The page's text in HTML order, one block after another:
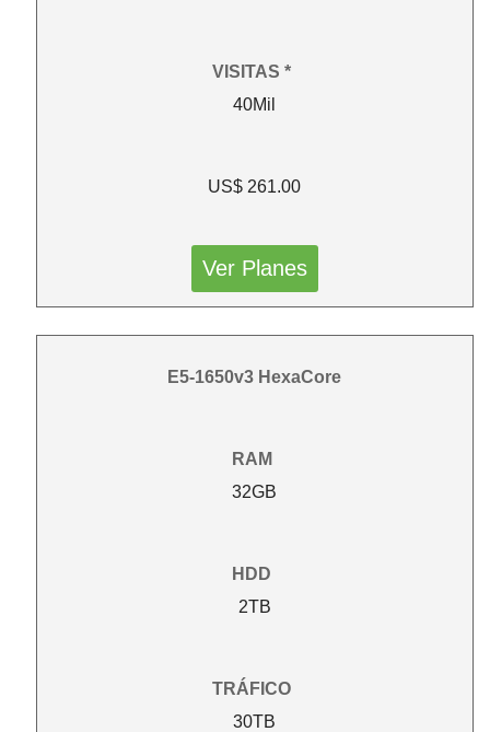
VISITAS *
40Mil
US$ 261.00
Ver Planes
E5-1650v3 HexaCore
RAM
32GB
HDD
2TB
TRÁFICO
30TB